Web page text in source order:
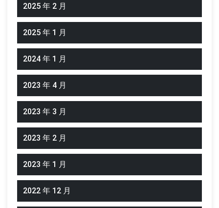
2025 年 2 月
2025 年 1 月
2024 年 1 月
2023 年 4 月
2023 年 3 月
2023 年 2 月
2023 年 1 月
2022 年 12 月